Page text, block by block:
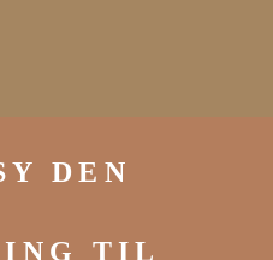
DEN
TIL